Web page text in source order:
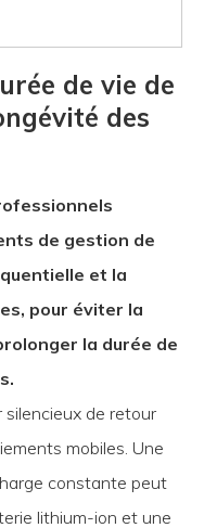
de vie de
des
de gestion de
et la
pour éviter la
la durée de
silencieux de retour
mobiles. Une
constante peut
lithium-ion et une